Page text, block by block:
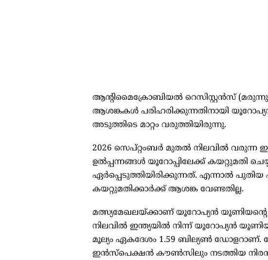
ആന്റിമൈക്രോബിയല്‍ റെസിസ്റ്റന്‍സ്
ആശങ്കകള്‍ പരിഹരിക്കുന്നതിനായി
അടുത്തിടെ മാറ്റം വരുത്തിയിരുന്നു.
2026 സെപ്റ്റംബര്‍ മുതല്‍ നിലവില്‍ വരുന്ന
ഉല്‍പ്പന്നങ്ങള്‍ യൂറോപ്പിലേക്ക് കയറ്റുമതി
ഏര്‍പ്പെടുത്തിയിരിക്കുന്നത്. എന്നാല്‍ പുതിയ
കയറ്റുമതിക്കാര്‍ക്ക് ആശങ്ക വേണ്ടതില്ല.
മത്സ്യമേഖലയ്ക്കാണ് യൂറോപ്യന്‍
നിലവില്‍ ഇന്ത്യയില്‍ നിന്ന് യൂറോപ്യന്‍
മൂല്യം ഏകദേശം 1.59 ബില്യണ്‍ ഡോളറാണ്.
ഇന്‍സ്‌പെക്ഷന്‍ കൗണ്‍സിലും നടത്തിയ